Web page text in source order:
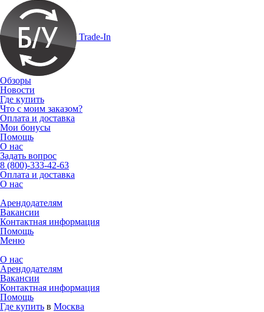
Trade-In
Обзоры
Новости
Где купить
Что с моим заказом?
Оплата и доставка
Мои бонусы
Помощь
О нас
Задать вопрос
8 (800)-333-42-63
Оплата и доставка
О нас
Арендодателям
Вакансии
Контактная информация
Помощь
Меню
О нас
Арендодателям
Вакансии
Контактная информация
Помощь
Где купить в Москва